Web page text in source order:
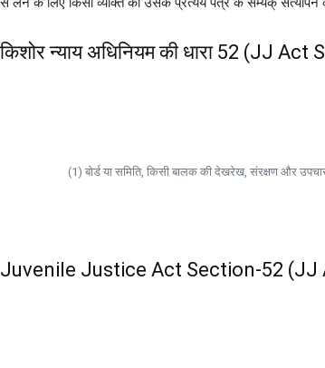
किशोर न्याय अधिनियम की धारा 52 (JJ
(1) बोर्ड या समिति, किसी बालक की देखरेख, संरक्षण और
Juvenile Justice Act Section-52 (JJ